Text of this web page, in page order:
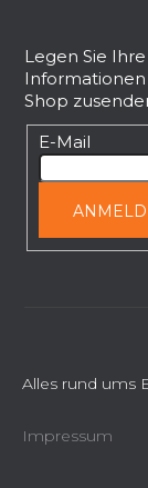
Legen Sie
Shop
E-Mail
Alles rund ums
Impressum